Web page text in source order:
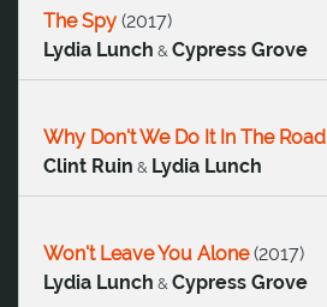
The Spy (2017)
Lydia Lunch & Cypress Grove
Why Don't We Do It In The Road
Clint Ruin & Lydia Lunch
Won't Leave You Alone(2017)
Lydia Lunch & Cypress Grove